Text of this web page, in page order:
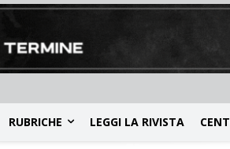
RUBRICHE LEGGI LA RIVISTA